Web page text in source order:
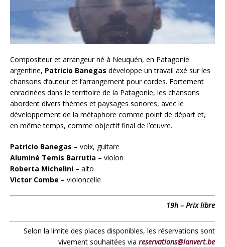
Compositeur et arrangeur né à Neuquén, en Patagonie
argentine, Patricio Banegas développe un travail axé sur les
chansons d’auteur et l’arrangement pour cordes. Fortement
enracinées dans le territoire de la Patagonie, les chansons
abordent divers thèmes et paysages sonores, avec le
développement de la métaphore comme point de départ et,
en même temps, comme objectif final de l’œuvre.
Patricio Banegas – voix, guitare
Aluminé Temis Barrutia – violon
Roberta Michelini – alto
Victor Combe – violoncelle
19h – Prix libre
Selon la limite des places disponibles, les réservations sont
vivement souhaitées via reservations@lanvert.be